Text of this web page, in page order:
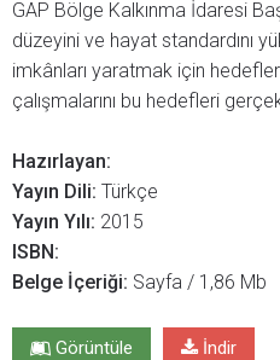
GAP Bölge Kalkınma İdaresi
düzeyini ve hayat standardını
imkânları yaratmak için
çalışmalarını bu hedefleri
Hazırlayan:
Yayın Dili: Türkçe
Yayın Yılı: 2015
ISBN:
Belge İçeriği: Sayfa / 1,86 Mb
Görüntüle İndir